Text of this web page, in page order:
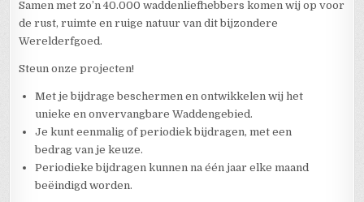
Samen met zo’n 40.000 waddenliefhebbers komen wij op voor
de rust, ruimte en ruige natuur van dit bijzondere
Werelderfgoed.
Steun onze projecten!
Met je bijdrage beschermen en ontwikkelen wij het
unieke en onvervangbare Waddengebied.
Je kunt eenmalig of periodiek bijdragen, met een
bedrag van je keuze.
Periodieke bijdragen kunnen na één jaar elke maand
beëindigd worden.